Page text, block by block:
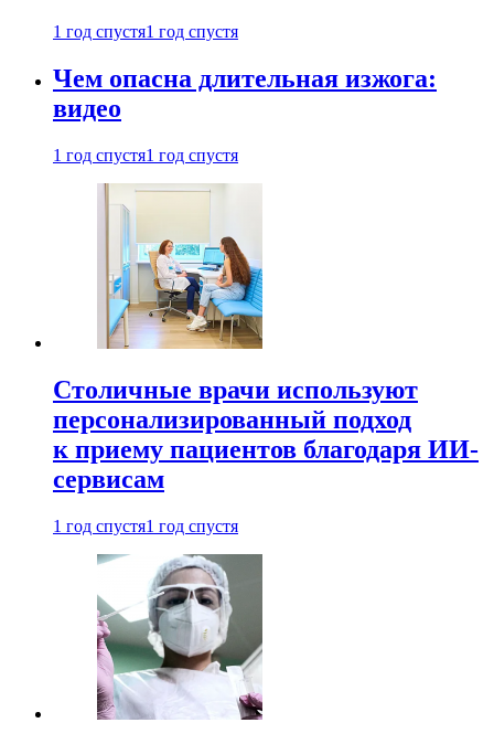
1 год спустя1 год спустя
Чем опасна длительная изжога:
видео
1 год спустя1 год спустя
Столичные врачи используют
персонализированный подход
к приему пациентов благодаря ИИ-
сервисам
1 год спустя1 год спустя